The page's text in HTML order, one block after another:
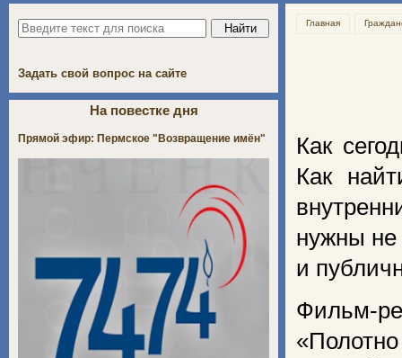
Главная
Как
Как
нужны не
и
Фильм-
Задать свой вопрос на сайте
На повестке дня
Прямой эфир: Пермское "Возвращение имён"